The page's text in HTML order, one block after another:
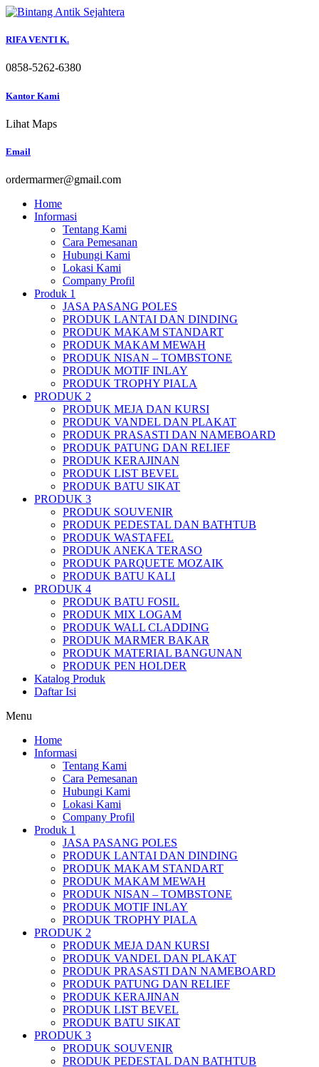
Skip
content
RIFA VENTI K.
0858-5262-6380
Kantor Kami
Lihat Maps
Email
ordermarmer@gmail.com
Home
Informasi
Tentang Kami
Cara Pemesanan
Hubungi Kami
Lokasi Kami
Company Profil
Produk 1
JASA PASANG POLES
PRODUK LANTAI DAN DINDING
PRODUK MAKAM STANDART
PRODUK MAKAM MEWAH
PRODUK NISAN – TOMBSTONE
PRODUK MOTIF INLAY
PRODUK TROPHY PIALA
PRODUK 2
PRODUK MEJA DAN KURSI
PRODUK VANDEL DAN PLAKAT
PRODUK PRASASTI DAN NAMEBOARD
PRODUK PATUNG DAN RELIEF
PRODUK KERAJINAN
PRODUK LIST BEVEL
PRODUK BATU SIKAT
PRODUK 3
PRODUK SOUVENIR
PRODUK PEDESTAL DAN BATHTUB
PRODUK WASTAFEL
PRODUK ANEKA TERASO
PRODUK PARQUETE MOZAIK
PRODUK BATU KALI
PRODUK 4
PRODUK BATU FOSIL
PRODUK MIX LOGAM
PRODUK WALL CLADDING
PRODUK MARMER BAKAR
PRODUK MATERIAL BANGUNAN
PRODUK PEN HOLDER
Katalog Produk
Daftar Isi
Menu
Home
Informasi
Tentang Kami
Cara Pemesanan
Hubungi Kami
Lokasi Kami
Company Profil
Produk 1
JASA PASANG POLES
PRODUK LANTAI DAN DINDING
PRODUK MAKAM STANDART
PRODUK MAKAM MEWAH
PRODUK NISAN – TOMBSTONE
PRODUK MOTIF INLAY
PRODUK TROPHY PIALA
PRODUK 2
PRODUK MEJA DAN KURSI
PRODUK VANDEL DAN PLAKAT
PRODUK PRASASTI DAN NAMEBOARD
PRODUK PATUNG DAN RELIEF
PRODUK KERAJINAN
PRODUK LIST BEVEL
PRODUK BATU SIKAT
PRODUK 3
PRODUK SOUVENIR
PRODUK PEDESTAL DAN BATHTUB